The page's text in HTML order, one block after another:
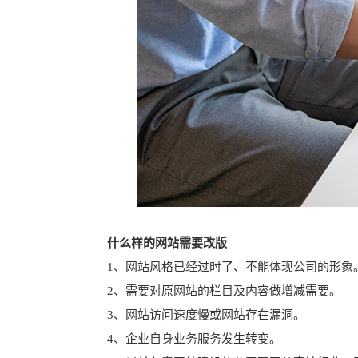
什么样的网站需要改版
1、网站风格已经过时了、不能体现公司的形象
2、需要对原网站的栏目及内容做增减需要。
3、网站访问速度慢或网站存在漏洞。
4、企业自身业务服务发生转变。